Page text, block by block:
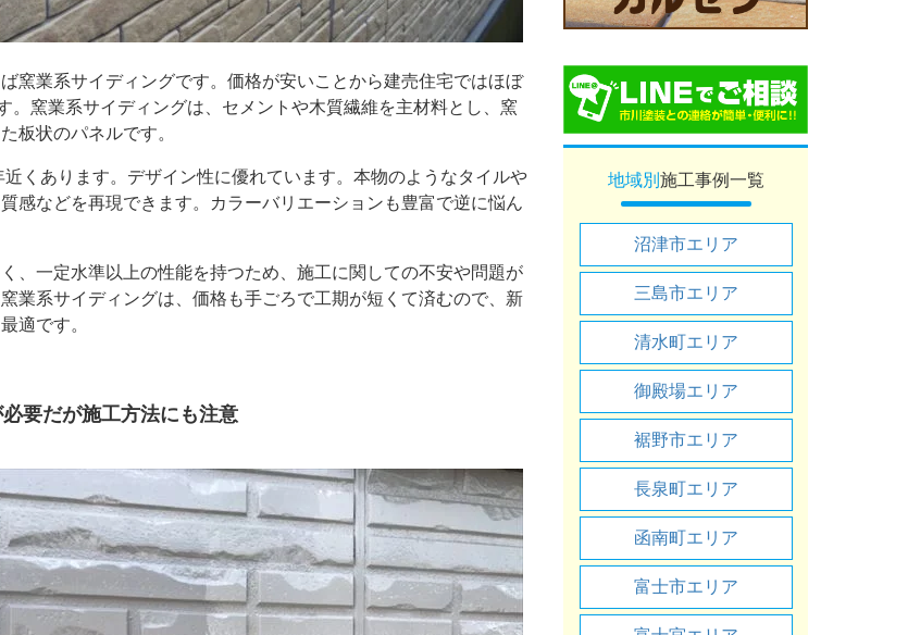
窯業系サイディングです。価格が安いことから建売住宅ではほぼ
。窯業系サイディングは、セメントや木質繊維を主材料とし、窯
板状のパネルです。
くあります。デザイン性に優れています。本物のようなタイルや
感などを再現できます。カラーバリエーションも豊富で逆に悩ん
、一定水準以上の性能を持つため、施工に関しての不安や問題が
業系サイディングは、価格も手ごろで工期が短くて済むので、新
適です。
要だが施工方法にも注意
地域別 施工事例一覧
沼津市エリア
三島市エリア
清水町エリア
御殿場エリア
裾野市エリア
長泉町エリア
函南町エリア
富士市エリア